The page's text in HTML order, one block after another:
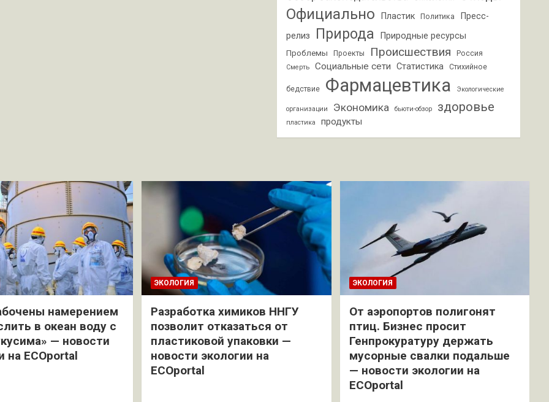
Официально Пластик Политика
Пресс-
релиз
Природа Природные ресурсы
Проблемы Проекты Происшествия Россия
Смерть Социальные сети Статистика Стихийное
бедствие Фармацевтика Экологические
организации Экономика бьюти-обзор здоровье
пластика продукты
намерением
в океан воду с
— новости
на ECOportal
ЭКОЛОГИЯ
Разработка химиков ННГУ
позволит отказаться от
пластиковой упаковки —
новости экологии на
ECOportal
ЭКОЛОГИЯ
От аэропортов полигонят
птиц. Бизнес просит
Генпрокуратуру держать
мусорные свалки подальше
— новости экологии на
ECOportal